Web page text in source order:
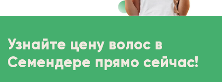
Узнайте цену волос в
Семендере прямо сейчас!